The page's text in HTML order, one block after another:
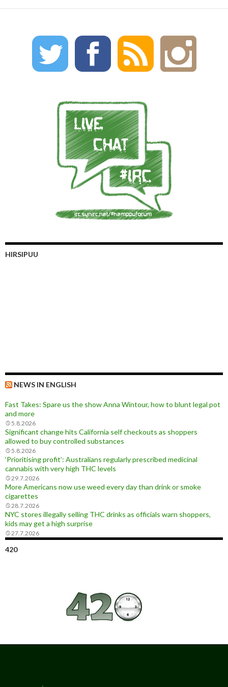
HIRSIPUU
NEWS IN ENGLISH
Fast Takes: Spare us the show Anna Wintour, how to blunt legal pot
and more
5.8.2026
Significant change hits California self checkouts as shoppers
allowed to buy controlled substances
5.8.2026
‘Prioritising profit’: Australians regularly prescribed medicinal
cannabis with very high THC levels
29.7.2026
More Americans now use weed every day than drink or smoke
cigarettes
28.7.2026
NYC stores illegally selling THC drinks as officials warn shoppers,
kids may get a high surprise
27.7.2026
420